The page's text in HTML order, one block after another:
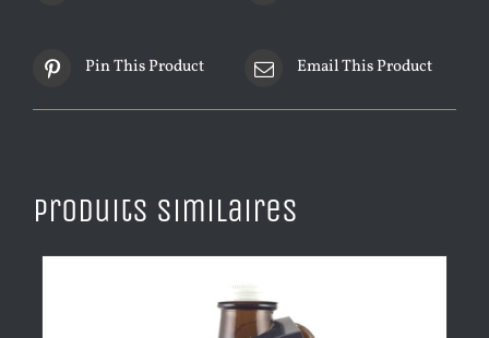
Pin This Product Email This Product
Produits similaires